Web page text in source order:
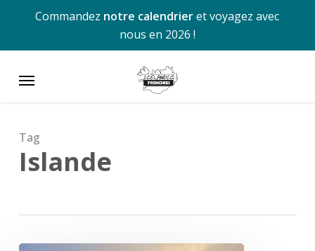
Commandez notre calendrieret voyagez avec
nous en 2026 !
Menu
Tag
Islande